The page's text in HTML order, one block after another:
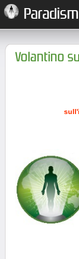
Paradism
Volantino